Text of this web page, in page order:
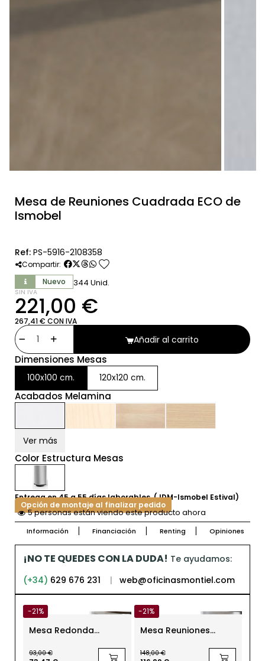
Mesa de Reuniones Cuadrada ECO de
Ismobel
Ref: PS-5916-2108358
Compartir: favorite
Nuevo 344 Unid.
SIN IVA
221,00 €
267,41 € CON IVA
Añadir al carrito
Dimensiones Mesas
100x100 cm. 120x120 cm.
Acabados Melamina
Ver más
Color Estructura Mesas
Entrega en 45 a 55 días laborables. (JDM-Ismobel Estival)
Opción de montaje al finalizar pedido
5 personas están viendo este producto ahora
Información Financiación Renting Opiniones
¡NO TE QUEDES CON LA DUDA! Te ayudamos:
(+34) 629 676 231 | web@oficinasmontiel.com
-21%
Mesa Redonda
ø80 cm T-meeting de
Bene
93,00 €
-21%
Mesa Reuniones
Fenólico ø80 cm T-
meeting de Bene
148,00 €